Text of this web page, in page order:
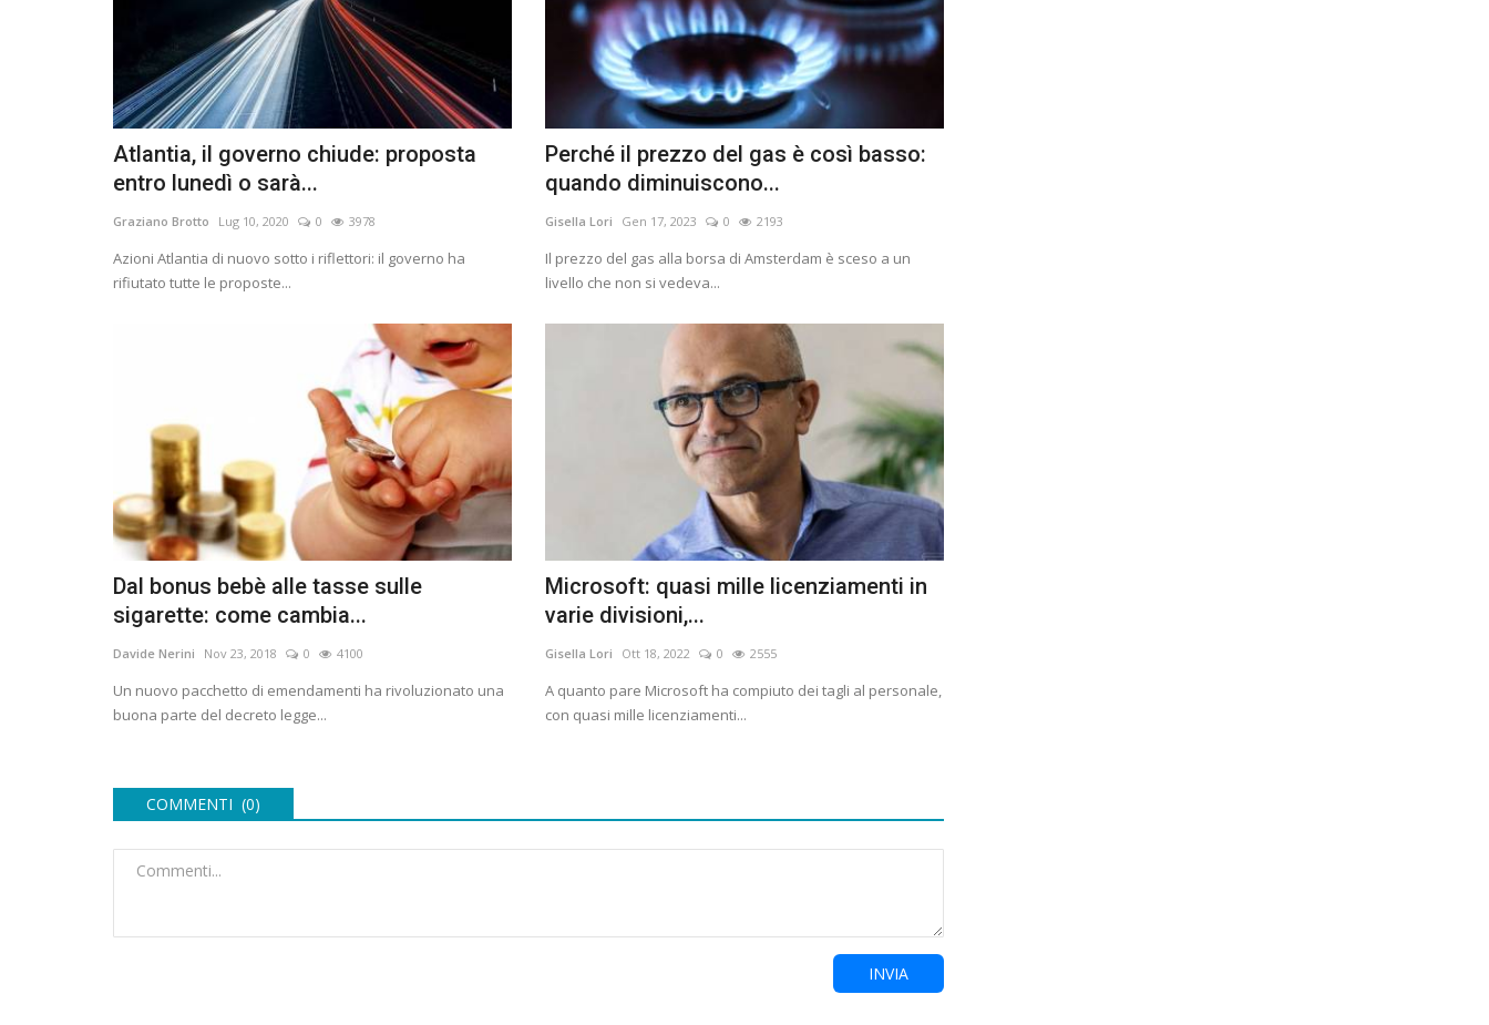
Atlantia, il governo chiude: proposta
entro lunedì o sarà...
Graziano Brotto Lug 10, 2020 0 3978
Azioni Atlantia di nuovo sotto i riflettori: il governo ha
rifiutato tutte le proposte...
Perché il prezzo del gas è così basso:
quando diminuiscono...
Gisella Lori Gen 17, 2023 0 2193
Il prezzo del gas alla borsa di Amsterdam è sceso a un
livello che non si vedeva...
Dal bonus bebè alle tasse sulle
sigarette: come cambia...
Davide Nerini Nov 23, 2018 0 4100
Un nuovo pacchetto di emendamenti ha rivoluzionato una
buona parte del decreto legge...
Microsoft: quasi mille licenziamenti in
varie divisioni,...
Gisella Lori Ott 18, 2022 0 2555
A quanto pare Microsoft ha compiuto dei tagli al personale,
con quasi mille licenziamenti...
COMMENTI (0)
INVIA